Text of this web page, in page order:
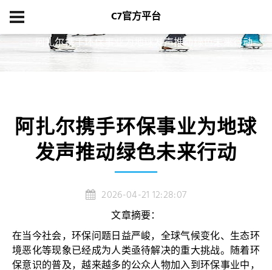
C7官方平台
阿扎尔携手环保事业为地球发声推动绿色未来行动
阿扎尔携手环保事业为地球
发声推动绿色未来行动
2026-04-21 12:28:07
文章摘要：
在当今社会，环保问题日益严峻，全球气候变化、生态环
境恶化等现象已经成为人类亟待解决的重大挑战。随着环
保意识的普及，越来越多的公众人物加入到环保事业中，